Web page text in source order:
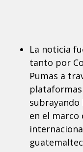
La noticia
tanto por
Pumas a
plataformas
en el marco